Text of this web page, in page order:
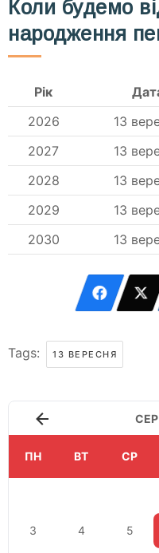
Коли будемо
народження
Рік
2026
13
2027
13
2028
13
2029
13
2030
13
Tags: 13 ВЕРЕСНЯ
ПН ВТ СР
3 4 5